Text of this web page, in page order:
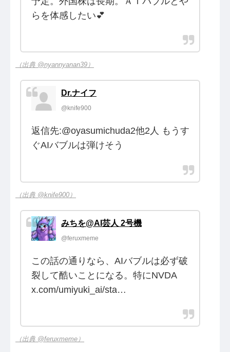
らを体感したい💕
（出典 @nyannyanan39）
Dr.ナイフ
@knife900
返信先:@oyasumichuda2他2人 もうす
ぐAIバブルは弾けそう
（出典 @knife900）
みちを@AI芸人 2号機
@feruxmeme
この話の通りなら、AIバブルは必ず破
裂して酷いことになる。特にNVDA
x.com/umiyuki_ai/sta…
（出典 @feruxmeme）